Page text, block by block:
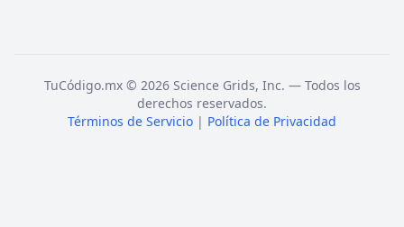
TuCódigo.mx © 2026 Science Grids, Inc. — Todos los
derechos reservados.
Términos de Servicio | Política de Privacidad